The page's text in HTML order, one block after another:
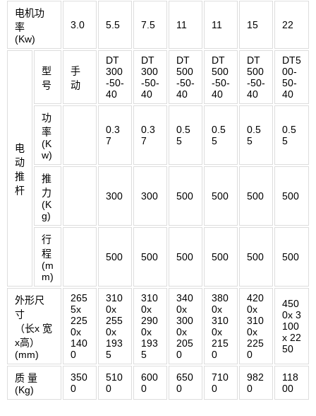
电机功
率
(Kw)
3.0 5.5 7.5 11 11 15 22
电
动
推
杆
型
号
手
动
DT
300
-50-
40
DT
300
-50-
40
DT
500
-50-
40
DT
500
-50-
40
DT
500
-50-
40
DT5
00-
50-
40
功
率
(K
w)
0.3
7
0.3
7
0.5
5
0.5
5
0.5
5
0.5
5
推
力
(K
g)
300 300 500 500 500 500
行
程
(m
m)
500 500 500 500 500 500
外形尺
寸
（长x 宽
x高）
(mm)
265
5x
225
0x
140
0
310
0x
255
0x
193
5
310
0x
290
0x
193
5
340
0x
300
0x
205
0
380
0x
310
0x
215
0
420
0x
310
0x
225
0
450
0x 3
100
x 22
50
质 量
(Kg)
350
0
510
0
600
0
650
0
710
0
982
0
118
00